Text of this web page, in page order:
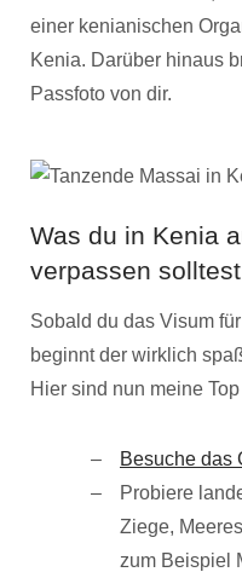
einer kenianischen
Kenia. Darüber hinaus
Passfoto von dir.
Was du in Kenia
verpassen solltest
Sobald du das Visum
beginnt der wirklich
Hier sind nun meine
Besuche das
Probiere
Ziege,
zum Beispiel